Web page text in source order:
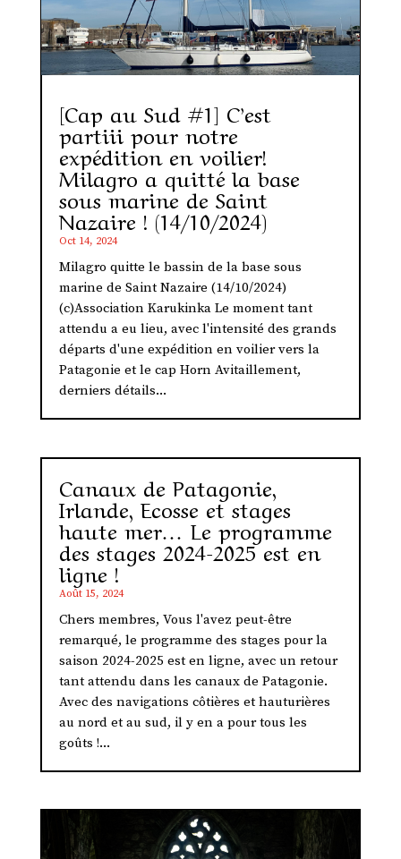
[Cap au Sud #1] C’est
partiii pour notre
expédition en voilier!
Milagro a quitté la base
sous marine de Saint
Nazaire ! (14/10/2024)
Oct 14, 2024
Milagro quitte le bassin de la base sous
marine de Saint Nazaire (14/10/2024)
(c)Association Karukinka Le moment tant
attendu a eu lieu, avec l'intensité des grands
départs d'une expédition en voilier vers la
Patagonie et le cap Horn Avitaillement,
derniers détails...
Canaux de Patagonie,
Irlande, Ecosse et stages
haute mer… Le programme
des stages 2024-2025 est en
ligne !
Août 15, 2024
Chers membres, Vous l'avez peut-être
remarqué, le programme des stages pour la
saison 2024-2025 est en ligne, avec un retour
tant attendu dans les canaux de Patagonie.
Avec des navigations côtières et hauturières
au nord et au sud, il y en a pour tous les
goûts !...